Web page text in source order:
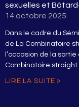
sexuelles et
14 octobre 2025
Dans le cadre du
de La Combinatoire
l’occasion de la
Combinatoire straight
LIRE LA SUITE »